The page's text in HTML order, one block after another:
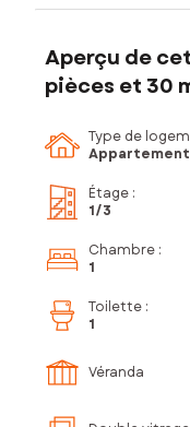
Aperçu de
pièces et 30
Type de
Appartement
Étage :
1/3
Chambre :
1
Toilette :
1
Véranda